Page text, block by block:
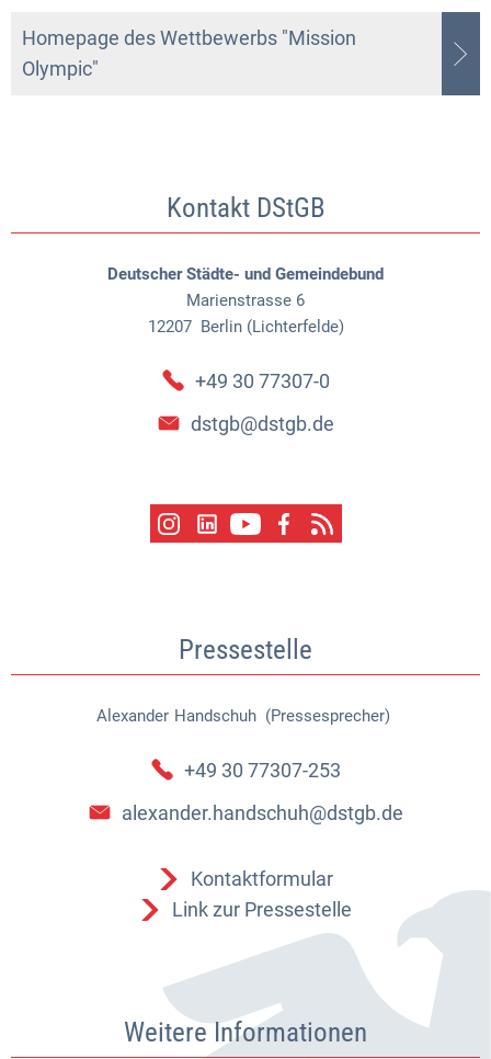
Homepage des Wettbewerbs "Mission
Olympic"
Kontakt DStGB
Deutscher Städte- und Gemeindebund
Marienstrasse 6
12207 Berlin (Lichterfelde)
+49 30 77307-0
dstgb@dstgb.de
Pressestelle
Alexander Handschuh (Pressesprecher)
Alexander Handschuh
+49 30 77307-253
alexander.handschuh@dstgb.de
Kontaktformular
Link zur Pressestelle
Weitere Informationen